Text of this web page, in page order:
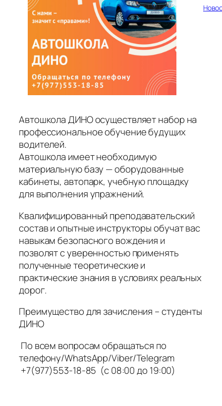
Автошкола ДИНО осуществляет набор на
профессиональное обучение будущих
водителей.
Автошкола имеет необходимую
материальную базу — оборудованные
кабинеты, автопарк, учебную площадку
для выполнения упражнений.
Квалифицированный преподавательский
состав и опытные инструкторы обучат вас
навыкам безопасного вождения и
позволят с уверенностью применять
полученные теоретические и
практические знания в условиях реальных
дорог.
Преимущество для зачисления – студенты
ДИНО
По всем вопросам обращаться по
телефону/WhatsApp/Viber/Telegram
+7(977)553-18-85 (с 08:00 до 19:00)